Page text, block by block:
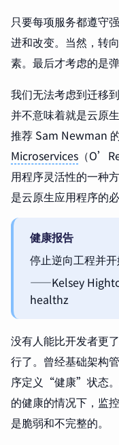
只要每项服务都遵守
进和改变。当然，转
素。最后才考虑的是
我们无法考虑到迁移
并不意味着就是云原
推荐 Sam Newman
Microservices （
用程序灵活性的一种
是云原生应用程序的必
健康报告
停止逆向工程并开
——Kelsey
healthz
没有人能比开发者更
行了。曾经基础架构
序定义“健康”状态
的健康的情况下，监
是脆弱和不完整的。